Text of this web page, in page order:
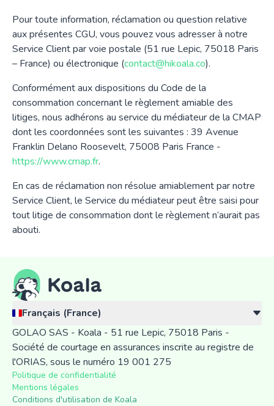
Pour toute information, réclamation ou question relative
aux présentes CGU, vous pouvez vous adresser à notre
Service Client par voie postale (51 rue Lepic, 75018 Paris
– France) ou électronique (contact@hikoala.co).
Conformément aux dispositions du Code de la
consommation concernant le règlement amiable des
litiges, nous adhérons au service du médiateur de la CMAP
dont les coordonnées sont les suivantes : 39 Avenue
Franklin Delano Roosevelt, 75008 Paris France -
https://www.cmap.fr.
En cas de réclamation non résolue amiablement par notre
Service Client, le Service du médiateur peut être saisi pour
tout litige de consommation dont le règlement n’aurait pas
abouti.
Français (France)
GOLAO SAS - Koala - 51 rue Lepic, 75018 Paris -
Société de courtage en assurances inscrite au registre de
l'ORIAS, sous le numéro 19 001 275
Politique de confidentialité
Mentions légales
Conditions d'utilisation de Koala